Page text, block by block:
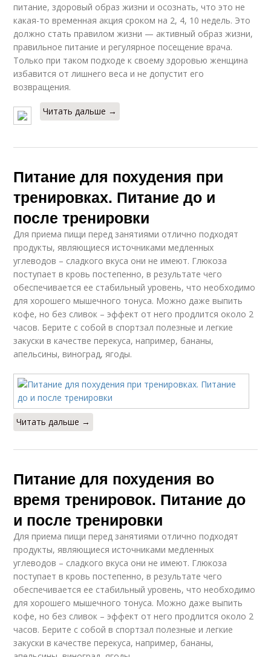
питание, здоровый образ жизни и осознать, что это не
какая-то временная акция сроком на 2, 4, 10 недель. Это
должно стать правилом жизни — активный образ жизни,
правильное питание и регулярное посещение врача.
Только при таком подходе к своему здоровью женщина
избавится от лишнего веса и не допустит его
возвращения.
Читать дальше →
Питание для похудения при
тренировках. Питание до и
после тренировки
Для приема пищи перед занятиями отлично подходят
продукты, являющиеся источниками медленных
углеводов – сладкого вкуса они не имеют. Глюкоза
поступает в кровь постепенно, в результате чего
обеспечивается ее стабильный уровень, что необходимо
для хорошего мышечного тонуса. Можно даже выпить
кофе, но без сливок – эффект от него продлится около 2
часов. Берите с собой в спортзал полезные и легкие
закуски в качестве перекуса, например, бананы,
апельсины, виноград, ягоды.
Читать дальше →
Питание для похудения во
время тренировок. Питание до
и после тренировки
Для приема пищи перед занятиями отлично подходят
продукты, являющиеся источниками медленных
углеводов – сладкого вкуса они не имеют. Глюкоза
поступает в кровь постепенно, в результате чего
обеспечивается ее стабильный уровень, что необходимо
для хорошего мышечного тонуса. Можно даже выпить
кофе, но без сливок – эффект от него продлится около 2
часов. Берите с собой в спортзал полезные и легкие
закуски в качестве перекуса, например, бананы,